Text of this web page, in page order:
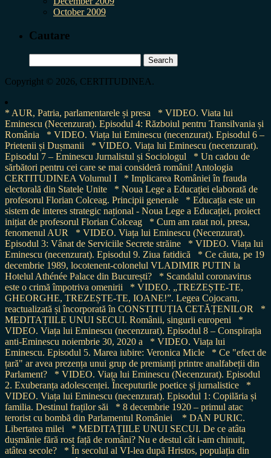
October 2009
Cautare
for:
Copyright © 2026, CERTITUDINEA.
* AUR, Patria, parlamentarele și presa
* VIDEO. Viata lui
Eminescu (Necenzurat). Episodul 4: Războiul pentru Transilvania și
România
* VIDEO. Viața lui Eminescu (necenzurat). Episodul 6 –
Prietenii și Dușmanii
* VIDEO. Viața lui Eminescu (necenzurat).
Episodul 7 – Eminescu Jurnalistul și Sociologul
* Un cadou de
sărbători pentru cei care se mai consideră români! Antologia
CERTITUDINEA Volumul I
* Implicarea României în frauda
electorală din Statele Unite
* Noua Lege a Educației elaborată de
profesorul Florian Colceag. Principii generale
* Educația este un
sistem de interes strategic național - Noua Lege a Educației, proiect
inițiat de profesorul Florian Colceag
* Cum am ratat noi, presa,
fenomenul AUR
* VIDEO. Viața lui Eminescu (Necenzurat).
Episodul 3: Vânat de Serviciile Secrete străine
* VIDEO. Viața lui
Eminescu (necenzurat). Episodul 9. Ziua fatidică
* Ce căuta, pe 19
decembrie 1989, locotenent-colonelul VLADIMIR PUTIN la
Hotelul Athénée Palace din București?
* Scandalul coronavirus
este o crimă împotriva omenirii
* VIDEO. „TREZEȘTE-TE,
GHEORGHE, TREZEȘTE-TE, IOANE!”. Legea Cojocaru,
reactualizată și încorporată în CONSTITUȚIA CETĂȚENILOR
*
MEDITAȚIILE UNUI SECUI. Românii, singurii europeni
*
VIDEO. Viața lui Eminescu (necenzurat). Episodul 8 – Conspirația
anti-Eminescu noiembrie 30, 2020 a
* VIDEO. Viața lui
Eminescu. Episodul 5. Marea iubire: Veronica Micle
* Ce "efect de
țară" ar avea prezența unui grup de premianți printre analfabeții din
Parlament?
* VIDEO. Viața lui Eminescu (Necenzurat). Episodul
2. Exuberanța adolescenței. Începuturile poetice și jurnalistice
*
VIDEO. Viața lui Eminescu (necenzurat). Episodul 1: Copilăria și
familia. Destinul fraților săi
* 8 decembrie 1920 – primul atac
terorist cu bombă din Parlamentul României
* DAN PURIC.
Libertatea milei
* MEDITAȚIILE UNUI SECUI. De ce atâta
dușmănie fără rost față de români? Nu e destul cât i-am chinuit,
atâtea secole?
* În secolul al VI-lea după Hristos, populația din